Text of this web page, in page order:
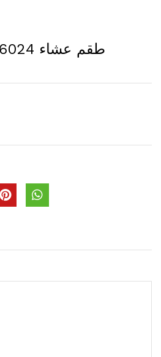
طقم عشاء 6024 # 8 26 ق ديملا